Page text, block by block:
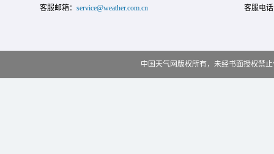
客服邮箱： service@weather.com.cn 客服电
中国天气网版权所有，未经书面授权